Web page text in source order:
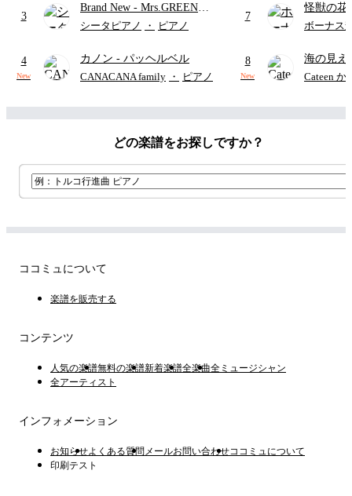
3
Brand New - Mrs.GREEN
APPLE
シータピアノ ・ ピアノ
4
New
カノン - パッヘルベル
CANACANA family ・ ピアノ
7
怪獣の
ードパー
ボーナス
8
New
海の見
Cateen か
どの楽譜をお探しですか？
ココミュについて
楽譜を販売する
コンテンツ
人気の楽譜無料の楽譜新着楽譜全楽曲全ミュージシャン
全アーティスト
インフォメーション
お知らせよくある質問 メールお問い合わせココミュについて
印刷テスト